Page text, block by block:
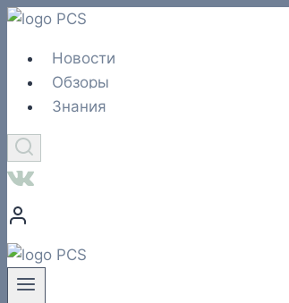
Перейти
содержимому
Новости
Обзоры
Знания